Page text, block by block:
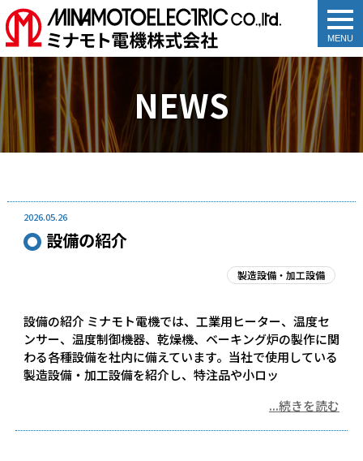
NEWS
2026.05.26
設備の紹介
製造設備・加工設備
設備の紹介 ミナモト電機では、工業用ヒーター、温度セ
ンサー、温度制御機器、乾燥機、ベーキング炉の製作に関
わる各種設備を社内に備えています。当社で使用している
製造設備・加工設備を紹介し、特注品や小ロッ
...続きを読む